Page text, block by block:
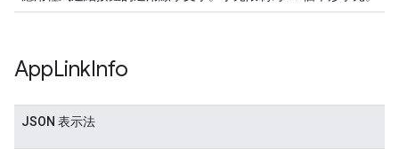
AppLinkInfo
JSON 表示法